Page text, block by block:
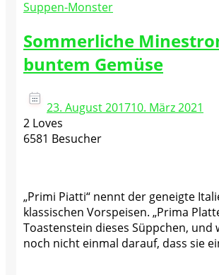
Suppen-Monster
Sommerliche
buntem Gemüse
23. August 201710. März 2021
2 Loves
6581 Besucher
„Primi Piatti“ nennt der geneigte
klassischen Vorspeisen. „Prima
Toastenstein dieses Süppchen, und
noch nicht einmal darauf, dass sie